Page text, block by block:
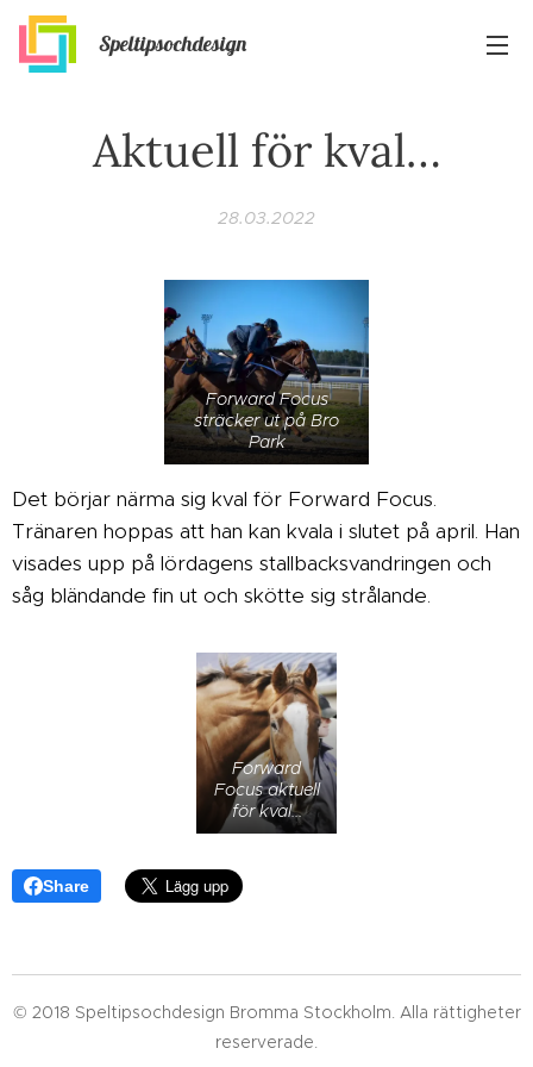
Speltipsochdesign
Aktuell för kval…
28.03.2022
Forward Focus
sträcker ut på Bro
Park
Det börjar närma sig kval för Forward Focus.
Tränaren hoppas att han kan kvala i slutet på april. Han
visades upp på lördagens stallbacksvandringen och
såg bländande fin ut och skötte sig strålande.
Forward
Focus aktuell
för kval...
Share
© 2018 Speltipsochdesign Bromma Stockholm. Alla rättigheter
reserverade.